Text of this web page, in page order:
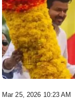
Mar 25, 2026 10:23 AM